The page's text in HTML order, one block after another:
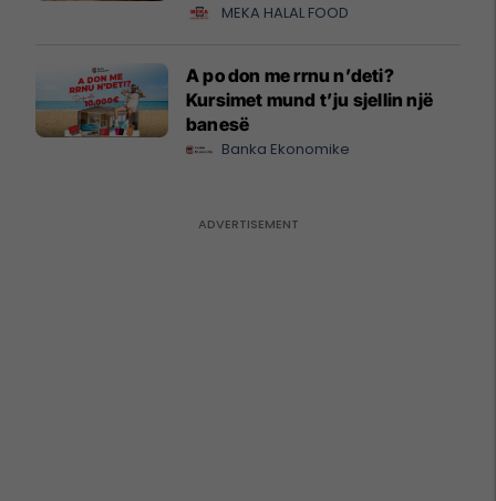
MEKA HALAL FOOD
A po don me rrnu n’deti?
Kursimet mund t’ju sjellin një
banesë
Banka Ekonomike